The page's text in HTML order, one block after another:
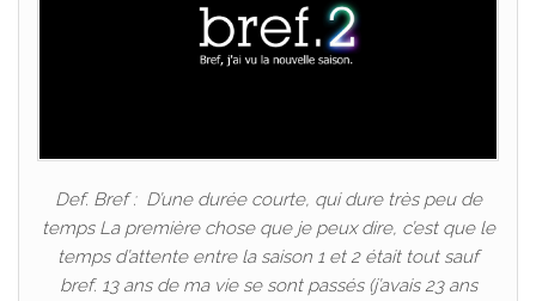
Def. Bref : D’une durée courte, qui dure très peu de
temps La première chose que je peux dire, c’est que le
temps d’attente entre la saison 1 et 2 était tout sauf
bref. 13 ans de ma vie se sont passés (j’avais 23 ans